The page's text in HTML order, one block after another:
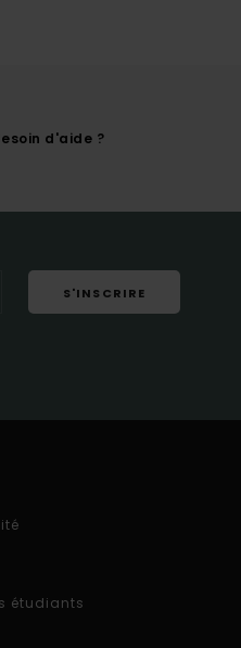
d'aide ?
S'INSCRIRE
étudiants